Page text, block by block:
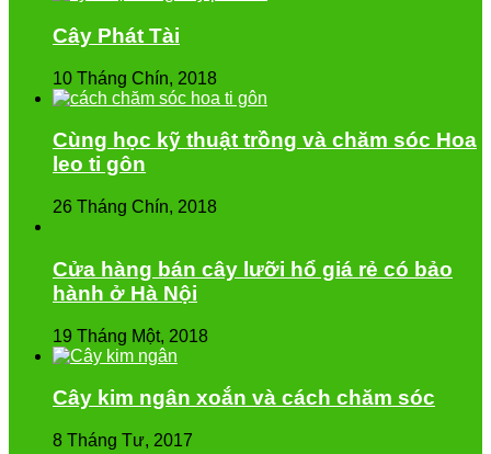
Cây Phát Tài
10 Tháng Chín, 2018
Cùng học kỹ thuật trồng và chăm sóc Hoa
leo ti gôn
26 Tháng Chín, 2018
Cửa hàng bán cây lưỡi hổ giá rẻ có bảo
hành ở Hà Nội
19 Tháng Một, 2018
Cây kim ngân xoắn và cách chăm sóc
8 Tháng Tư, 2017